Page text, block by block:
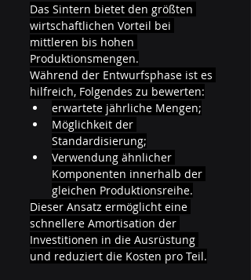
Das Sintern bietet den größten
wirtschaftlichen Vorteil bei
mittleren bis hohen
Produktionsmengen.
Während der Entwurfsphase ist es
hilfreich, Folgendes zu bewerten:
erwartete jährliche Mengen;
Möglichkeit der
Standardisierung;
Verwendung ähnlicher
Komponenten innerhalb der
gleichen Produktionsreihe.
Dieser Ansatz ermöglicht eine
schnellere Amortisation der
Investitionen in die Ausrüstung
und reduziert die Kosten pro Teil.